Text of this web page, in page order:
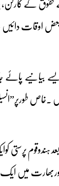
کے حقوق کے
دائیں
بیانیے پائے
۔خاص
کے طورپرذکرکیاگیاہے۔2022میں
میں